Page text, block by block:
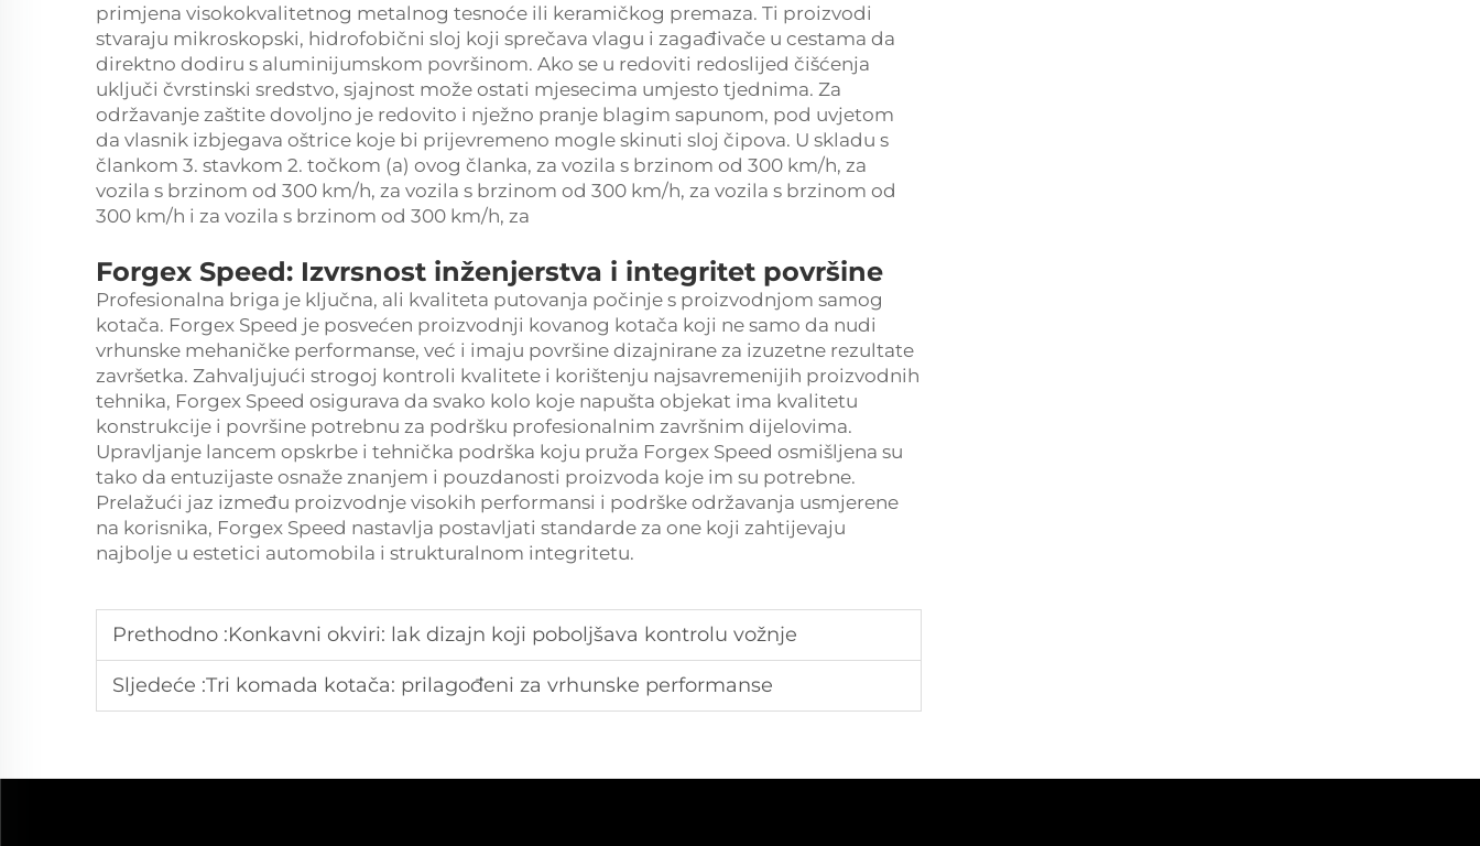
primjena visokokvalitetnog metalnog tesnoće ili keramičkog premaza. Ti proizvodi
stvaraju mikroskopski, hidrofobični sloj koji sprečava vlagu i zagađivače u cestama da
direktno dodiru s aluminijumskom površinom. Ako se u redoviti redoslijed čišćenja
uključi čvrstinski sredstvo, sjajnost može ostati mjesecima umjesto tjednima. Za
održavanje zaštite dovoljno je redovito i nježno pranje blagim sapunom, pod uvjetom
da vlasnik izbjegava oštrice koje bi prijevremeno mogle skinuti sloj čipova. U skladu s
člankom 3. stavkom 2. točkom (a) ovog članka, za vozila s brzinom od 300 km/h, za
vozila s brzinom od 300 km/h, za vozila s brzinom od 300 km/h, za vozila s brzinom od
300 km/h i za vozila s brzinom od 300 km/h, za
Forgex Speed: Izvrsnost inženjerstva i integritet površine
Profesionalna briga je ključna, ali kvaliteta putovanja počinje s proizvodnjom samog
kotača. Forgex Speed je posvećen proizvodnji kovanog kotača koji ne samo da nudi
vrhunske mehaničke performanse, već i imaju površine dizajnirane za izuzetne rezultate
završetka. Zahvaljujući strogoj kontroli kvalitete i korištenju najsavremenijih proizvodnih
tehnika, Forgex Speed osigurava da svako kolo koje napušta objekat ima kvalitetu
konstrukcije i površine potrebnu za podršku profesionalnim završnim dijelovima.
Upravljanje lancem opskrbe i tehnička podrška koju pruža Forgex Speed osmišljena su
tako da entuzijaste osnaže znanjem i pouzdanosti proizvoda koje im su potrebne.
Prelažući jaz između proizvodnje visokih performansi i podrške održavanja usmjerene
na korisnika, Forgex Speed nastavlja postavljati standarde za one koji zahtijevaju
najbolje u estetici automobila i strukturalnom integritetu.
Prethodno :Konkavni okviri: lak dizajn koji poboljšava kontrolu vožnje
Sljedeće :Tri komada kotača: prilagođeni za vrhunske performanse